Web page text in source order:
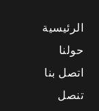
الرئيسية
حولنا
اتصل بنا
تنصل